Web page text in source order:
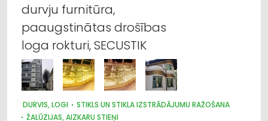
durvju furnitūra,
paaugstinātas drošības
loga rokturi, SECUSTIK
DURVIS, LOGI
STIKLS UN STIKLA IZSTRĀDĀJUMU RAŽOŠANA
ŽALŪZIJAS, AIZKARU STIEŅI